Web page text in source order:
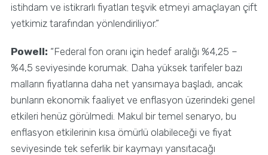
istihdam ve istikrarlı fiyatları teşvik etmeyi amaçlayan çift
yetkimiz tarafından yönlendiriliyor.”
Powell: “Federal fon oranı için hedef aralığı %4,25 –
%4,5 seviyesinde korumak. Daha yüksek tarifeler bazı
malların fiyatlarına daha net yansımaya başladı, ancak
bunların ekonomik faaliyet ve enflasyon üzerindeki genel
etkileri henüz görülmedi. Makul bir temel senaryo, bu
enflasyon etkilerinin kısa ömürlü olabileceği ve fiyat
seviyesinde tek seferlik bir kaymayı yansıtacağı